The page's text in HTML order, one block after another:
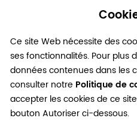
Ce site Web nécessite des
ses fonctionnalités. Pour plus
données contenues dans les
consulter notre Politique de
accepter les cookies de ce
bouton Autoriser ci-dessous.
0